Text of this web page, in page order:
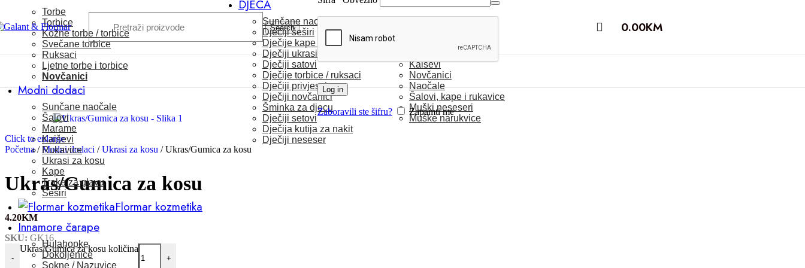
Skip to navigation Skip to main content
Search
Log in
Zaboravili ste šifru? Zapamti me
0.00KM
Torbe
Torbice
Kožne torbe / torbice
Svečane torbice
Ruksaci
Ljetne torbe i torbice
Novčanici
Modni dodaci
Sunčane naočale
Šalovi
Marame
Kaiševi
Rukavice
Ukrasi za kosu
Kape
Trake za glavu
Šeširi
Flormar kozmetika
Innamore čarape
Hulahopke
Dokoljenice
Sokne / Nazuvice
DJECA
Sunčane naočale
Dječiji šeširi
Dječije kape / rukavice
Dječiji ukrasi za kosu
Dječiji satovi
Dječije torbice / ruksaci
Dječiji privjesci
Dječiji novčanici
Šminka za djecu
Dječiji setovi
Dječija kutija za nakit
Dječiji neseser
Kaiševi
Novčanici
Naočale
Šalovi, kape i rukavice
Muški neseseri
Muške narukvice
Click to enlarge
Početna/ Modni dodaci / Ukrasi za kosu / Ukras/Gumica za kosu
Ukras/Gumica za kosu
4.20KM
SKU: GK16
-
Ukras/Gumica za kosu količina
+